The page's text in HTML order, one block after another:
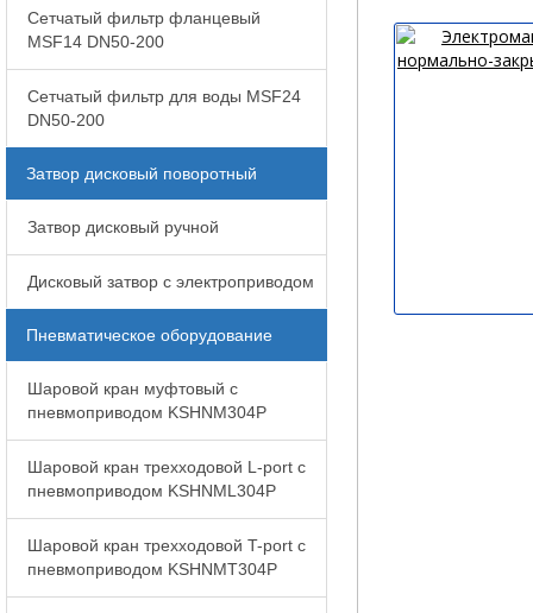
Сетчатый фильтр фланцевый
MSF14 DN50-200
Сетчатый фильтр для воды MSF24
DN50-200
Затвор дисковый поворотный
Затвор дисковый ручной
Дисковый затвор с электроприводом
Пневматическое оборудование
Шаровой кран муфтовый с
пневмоприводом KSHNM304P
Шаровой кран трехходовой L-port с
пневмоприводом KSHNML304P
Шаровой кран трехходовой T-port с
пневмоприводом KSHNMT304P